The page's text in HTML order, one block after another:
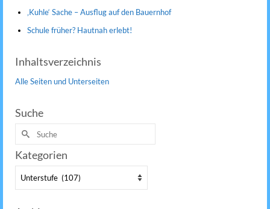
‚Kuhle‘ Sache – Ausflug auf den Bauernhof
Schule früher? Hautnah erlebt!
Inhaltsverzeichnis
Alle Seiten und Unterseiten
Suche
Suche
nach:
Kategorien
Kategorien